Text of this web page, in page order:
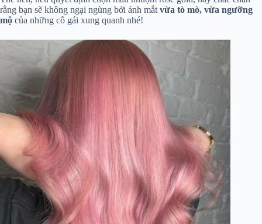
rằng bạn sẽ không ngại ngùng bởi ánh mắt vừa tò mò, vừa ngưỡng
mộ của những cô gái xung quanh nhé!